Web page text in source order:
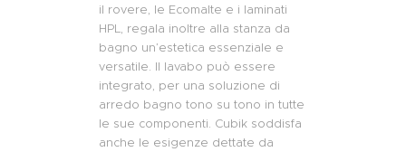
il rovere, le Ecomalte e i laminati
HPL, regala inoltre alla stanza da
bagno un’estetica essenziale e
versatile. Il lavabo può essere
integrato, per una soluzione di
arredo bagno tono su tono in tutte
le sue componenti. Cubik soddisfa
anche le esigenze dettate da